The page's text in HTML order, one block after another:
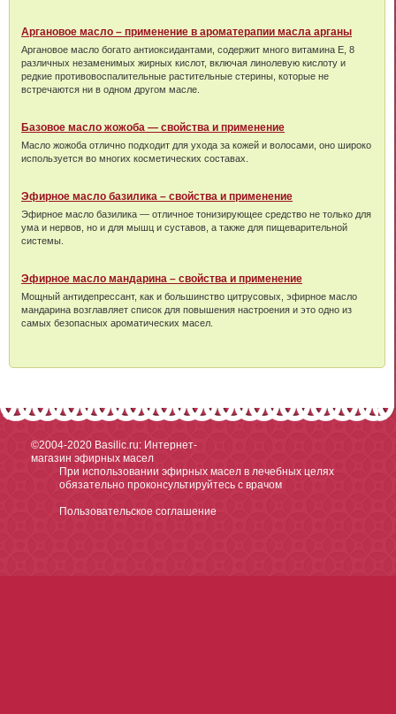
Аргановое масло – применение в ароматерапии масла арганы
Аргановое масло богато антиоксидантами, содержит много витамина Е, 8
различных незаменимых жирных кислот, включая линолевую кислоту и
редкие противовоспалительные растительные стерины, которые не
встречаются ни в одном другом масле.
Базовое масло жожоба — свойства и применение
Масло жожоба отлично подходит для ухода за кожей и волосами, оно широко
используется во многих косметических составах.
Эфирное масло базилика – свойства и применение
Эфирное масло базилика — отличное тонизирующее средство не только для
ума и нервов, но и для мышц и суставов, а также для пищеварительной
системы.
Эфирное масло мандарина – свойства и применение
Мощный антидепрессант, как и большинство цитрусовых, эфирное масло
мандарина возглавляет список для повышения настроения и это одно из
самых безопасных ароматических масел.
©2004-2020 Basilic.ru: Интернет-
магазин эфирных масел
При использовании эфирных масел в лечебных целях
обязательно проконсультируйтесь с врачом
Пользовательское соглашение